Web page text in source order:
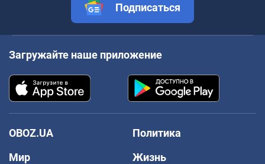
Подписаться
Загружайте наше приложение
OBOZ.UA
Политика
Мир
Жизнь